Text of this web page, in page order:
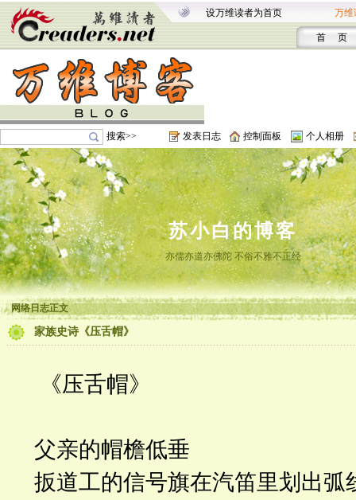
设万维读者为首页 万维
首 页
搜索>> 发表日志 控制面板 个人相册
苏小白的博客
亦儒亦道亦佛陀 不俗不雅不正经
网络日志正文
家族史诗《压舌帽》
《压舌帽》
父亲的帽檐低垂
扳道工的信号旗在汽笛里划出弧